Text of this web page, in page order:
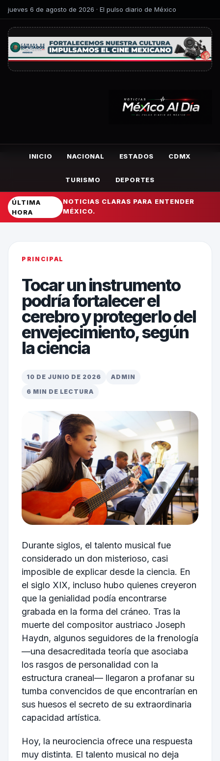
jueves 6 de agosto de 2026 · El pulso diario de México
INICIO NACIONAL ESTADOS CDMX
TURISMO DEPORTES
ÚLTIMA
HORA
NOTICIAS CLARAS PARA ENTENDER
MÉXICO.
PRINCIPAL
Tocar un instrumento
podría fortalecer el
cerebro y protegerlo del
envejecimiento, según
la ciencia
10 DE JUNIO DE 2026
ADMIN
6 MIN DE LECTURA
Durante siglos, el talento musical fue
considerado un don misterioso, casi
imposible de explicar desde la ciencia. En
el siglo XIX, incluso hubo quienes creyeron
que la genialidad podía encontrarse
grabada en la forma del cráneo. Tras la
muerte del compositor austriaco Joseph
Haydn, algunos seguidores de la frenología
—una desacreditada teoría que asociaba
los rasgos de personalidad con la
estructura craneal— llegaron a profanar su
tumba convencidos de que encontrarían en
sus huesos el secreto de su extraordinaria
capacidad artística.
Hoy, la neurociencia ofrece una respuesta
muy distinta. El talento musical no deja